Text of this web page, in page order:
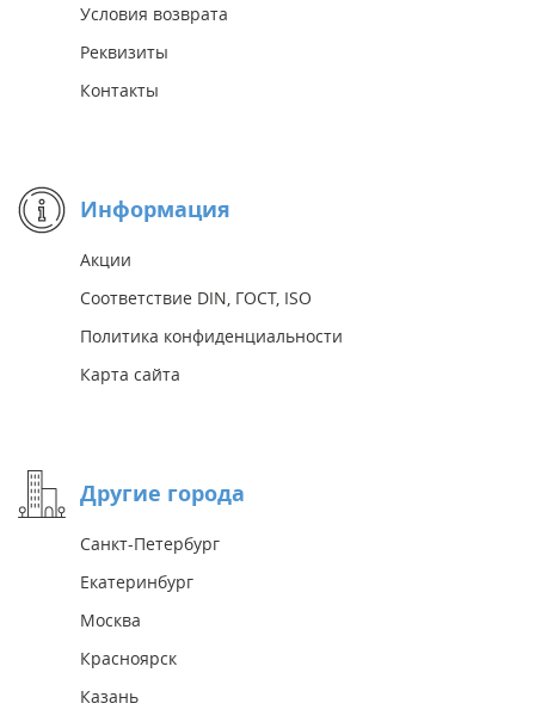
Условия возврата
Реквизиты
Контакты
Информация
Акции
Соответствие DIN, ГОСТ, ISO
Политика конфиденциальности
Карта сайта
Другие города
Санкт-Петербург
Екатеринбург
Москва
Красноярск
Казань